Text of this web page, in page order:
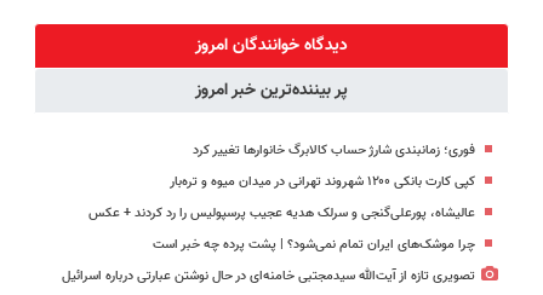
«فرم پر کن»
پرسش‌نامه رو
پر کن
دیدگاه خوانندگان امروز
پر بیننده‌ترین خبر امروز
فوری؛ زمانبندی‌ شارژ حساب کالابرگ خانوارها تغییر کرد
کپی کارت بانکی ۱۲۰۰ شهروند تهرانی در میدان میوه و تره‌بار
عالیشاه، پورعلی‌گنجی و سرلک هدیه عجیب پرسپولیس را رد کردند + عکس
چرا موشک‌های ایران تمام نمی‌شود؟ | پشت پرده چه خبر است
تصویری تازه از آیت‌الله سیدمجتبی خامنه‌ای در حال نوشتن عبارتی درباره اسرائیل